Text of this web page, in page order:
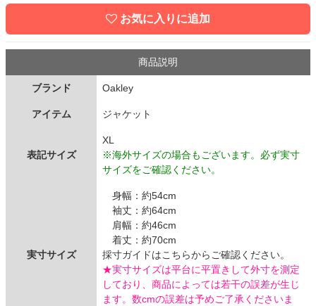
お気に入りに追加
商品説明
ブランド Oakley
アイテム ジャケット
表記サイズ
XL
※海外サイズの場合もございます。必ず実寸
サイズをご確認ください。
実寸サイズ
身幅：約54cm
袖丈：約64cm
肩幅：約46cm
着丈：約70cm
採寸ガイドはこちらからご確認ください。
★実寸サイズは平台に平置きして外寸を測定
しており、商品によっては若干の誤差が生じ
ます。数cmの誤差は予めご了承くださいま